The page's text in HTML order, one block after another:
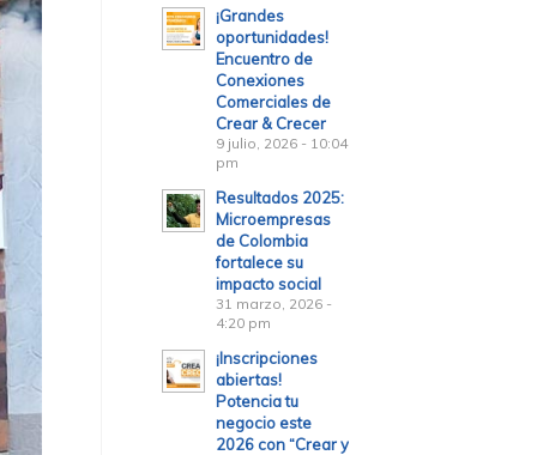
¡Grandes
oportunidades!
Encuentro de
Conexiones
Comerciales de
Crear & Crecer
9 julio, 2026 - 10:04
pm
Resultados 2025:
Microempresas
de Colombia
fortalece su
impacto social
31 marzo, 2026 -
4:20 pm
¡Inscripciones
abiertas!
Potencia tu
negocio este
2026 con “Crear y